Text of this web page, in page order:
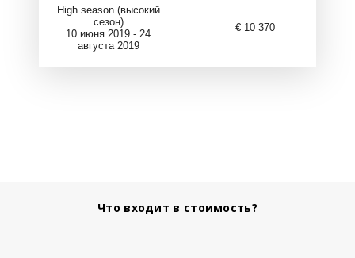
High season (высокий
сезон)
10 июня 2019 - 24
августа 2019
€ 10 370
Что входит в стоимость?